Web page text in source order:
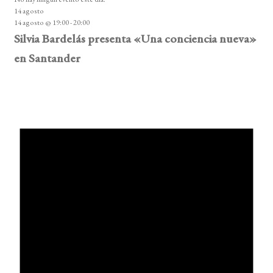
14 agosto
14 agosto @ 19:00-20:00
Silvia Bardelás presenta «Una conciencia nueva»
en Santander